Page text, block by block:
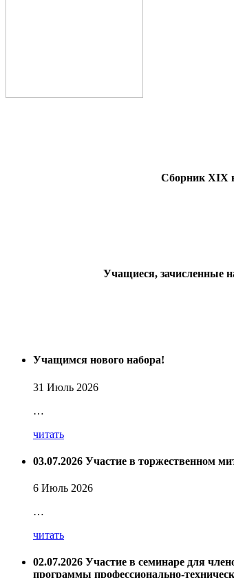
Сборник
Учащиеся, зачисленные
Учащимся нового набора!
31 Июль 2026
…
читать
03.07.2026 Участие в торжественном
6 Июль 2026
…
читать
02.07.2026 Участие в семинаре для
программы профессионально-